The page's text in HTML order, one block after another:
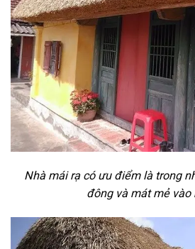
Nhà mái rạ có ưu điểm là trong
đông và mát mẻ vào